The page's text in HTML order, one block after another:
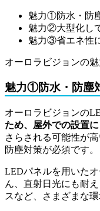
魅力①防水・防
魅力②大型化し
魅力③省エネ性
オーロラビジョンの
魅力①防水・防塵
オーロラビジョンの
ため、屋外での設置に
さらされる可能性が
防塵対策が必須です。
LEDパネルを用いた
ん、直射日光にも耐
スなど、さまざまな